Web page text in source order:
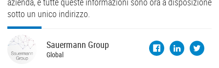
sotto un unico indirizzo.
Sauermann Group
Global